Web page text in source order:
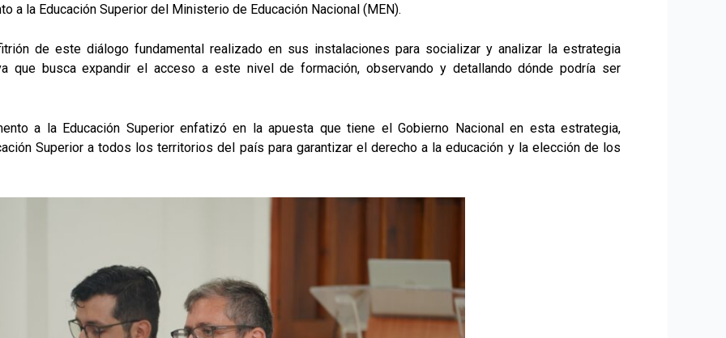
a la Educación Superior del Ministerio de Educación Nacional (MEN).
de este diálogo fundamental realizado en sus instalaciones para socializar y analizar la estrategia
que busca expandir el acceso a este nivel de formación, observando y detallando dónde podría ser
a la Educación Superior enfatizó en la apuesta que tiene el Gobierno Nacional en esta estrategia,
Superior a todos los territorios del país para garantizar el derecho a la educación y la elección de los